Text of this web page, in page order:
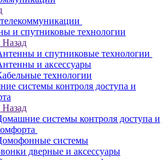
и спутниковые технологии
Назад
и спутниковые технологии
и аксессуары
технологии
системы контроля доступа и
Назад
системы контроля доступа и
системы
дверные и аксессуары